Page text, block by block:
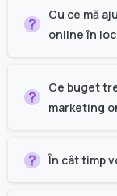
Cu ce mă
online în
Ce buget
marketing
În cât timp